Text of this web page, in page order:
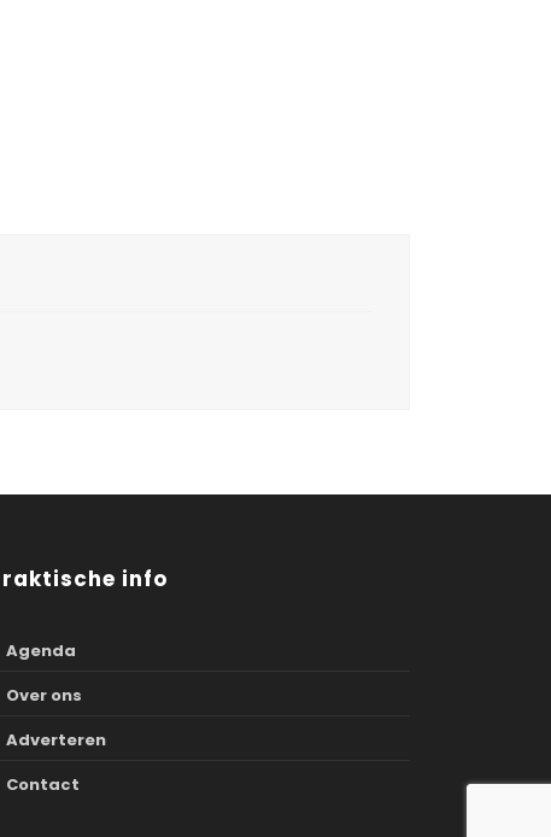
info
Agenda
Over ons
Adverteren
Contact